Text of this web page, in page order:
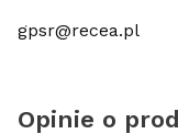
gpsr@recea.pl
Opinie o